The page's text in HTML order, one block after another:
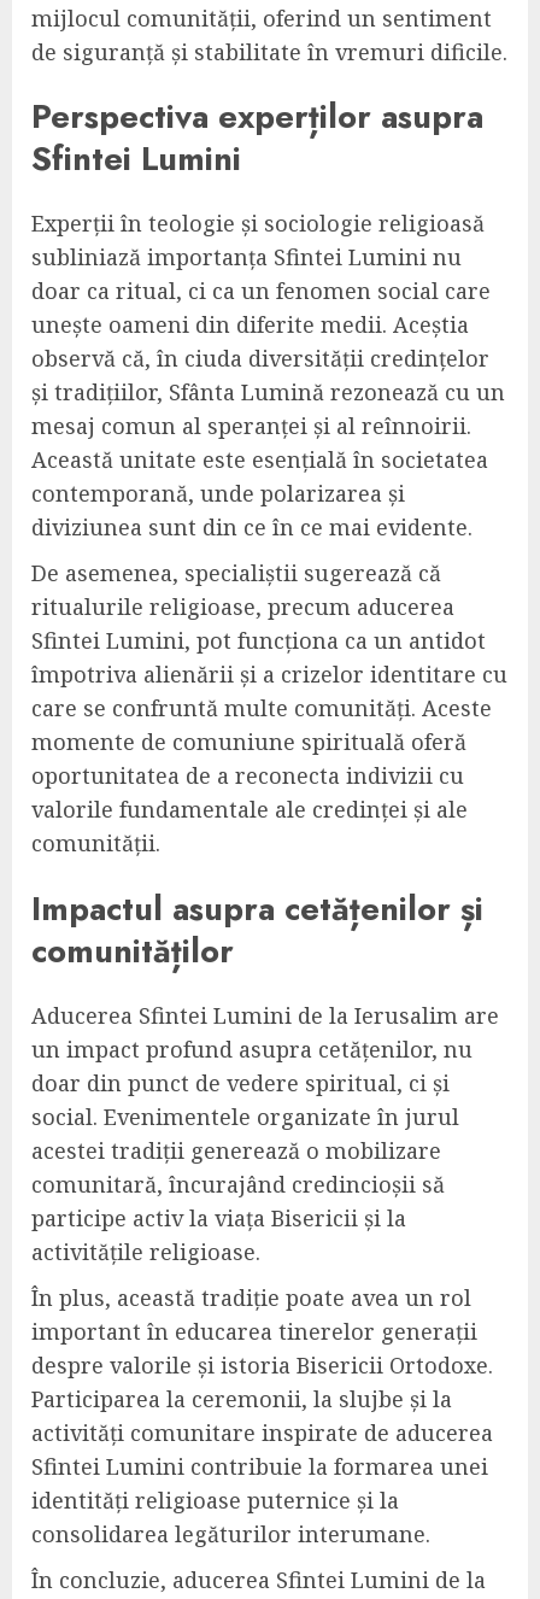
mijlocul comunității, oferind un sentiment
de siguranță și stabilitate în vremuri dificile.
Perspectiva experților asupra
Sfintei Lumini
Experții în teologie și sociologie religioasă
subliniază importanța Sfintei Lumini nu
doar ca ritual, ci ca un fenomen social care
unește oameni din diferite medii. Aceștia
observă că, în ciuda diversității credințelor
și tradițiilor, Sfânta Lumină rezonează cu un
mesaj comun al speranței și al reînnoirii.
Această unitate este esențială în societatea
contemporană, unde polarizarea și
diviziunea sunt din ce în ce mai evidente.
De asemenea, specialiștii sugerează că
ritualurile religioase, precum aducerea
Sfintei Lumini, pot funcționa ca un antidot
împotriva alienării și a crizelor identitare cu
care se confruntă multe comunități. Aceste
momente de comuniune spirituală oferă
oportunitatea de a reconecta indivizii cu
valorile fundamentale ale credinței și ale
comunității.
Impactul asupra cetățenilor și
comunităților
Aducerea Sfintei Lumini de la Ierusalim are
un impact profund asupra cetățenilor, nu
doar din punct de vedere spiritual, ci și
social. Evenimentele organizate în jurul
acestei tradiții generează o mobilizare
comunitară, încurajând credincioșii să
participe activ la viața Bisericii și la
activitățile religioase.
În plus, această tradiție poate avea un rol
important în educarea tinerelor generații
despre valorile și istoria Bisericii Ortodoxe.
Participarea la ceremonii, la slujbe și la
activități comunitare inspirate de aducerea
Sfintei Lumini contribuie la formarea unei
identități religioase puternice și la
consolidarea legăturilor interumane.
În concluzie, aducerea Sfintei Lumini de la